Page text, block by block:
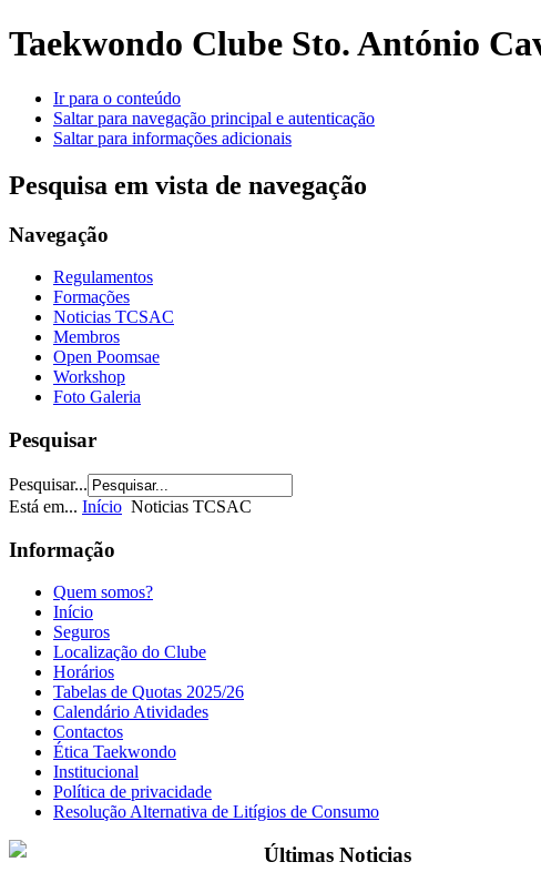
Taekwondo Clube Sto. António
Ir para o conteúdo
Saltar para navegação principal e autenticação
Saltar para informações adicionais
Pesquisa em vista de navegação
Navegação
Regulamentos
Formações
Noticias TCSAC
Membros
Open Poomsae
Workshop
Foto Galeria
Pesquisar
Pesquisar...
Está em... Início Noticias TCSAC
Informação
Quem somos?
Início
Seguros
Localização do Clube
Horários
Tabelas de Quotas 2025/26
Calendário Atividades
Contactos
Ética Taekwondo
Institucional
Política de privacidade
Resolução Alternativa de Litígios de Consumo
Últimas Noticias